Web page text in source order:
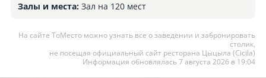
Залы и места:Зал на 120 мест
На сайте ТоМесто можно узнать все о заведении и забронировать
столик,
не посещая официальный сайт ресторана Цыцыла (Сicila)
Информация обновлялась 7 августа 2026 в 19:04